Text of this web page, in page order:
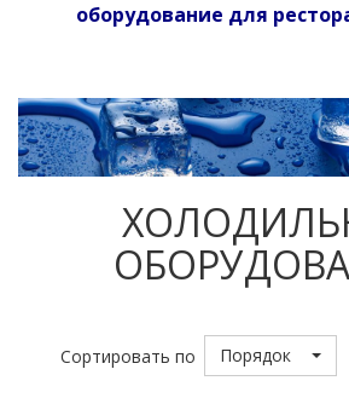
оборудование для
Сортировать по Порядок